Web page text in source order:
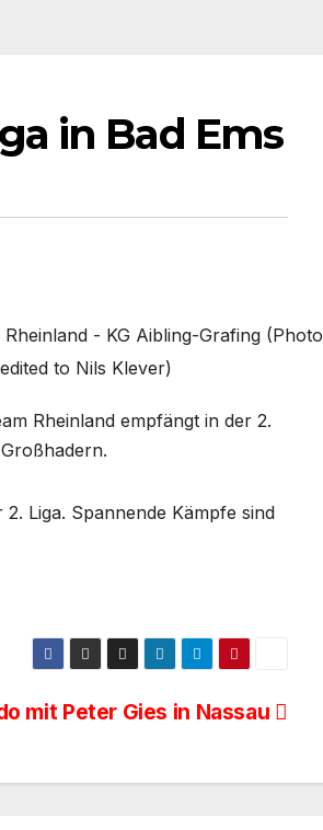
in Bad Ems
- KG Aibling-Grafing (Photo
to Nils Klever)
Rheinland empfängt in der 2.
Liga. Spannende Kämpfe sind
mit Peter Gies in Nassau